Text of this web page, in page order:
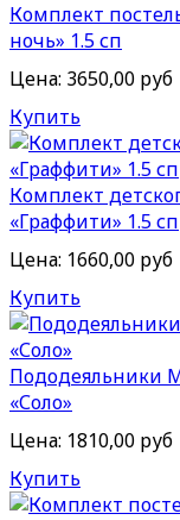
Комплект
ночь» 1.5 сп
Цена: 3650,00 руб
Купить
Комплект
«Граффити» 1.5 сп
Цена: 1660,00 руб
Купить
Пододеяльники
«Соло»
Цена: 1810,00 руб
Купить